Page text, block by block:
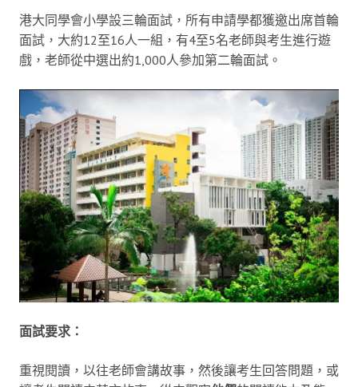
港大同學會小學設三輪面試，所有申請學都獲邀出席首輪
面試，大約12至16人一組，有4至5名老師與考生進行遊
戲，老師從中選出約1,000人參加第二輪面試。
面試要求：
重視閱讀，以往老師會講故事，然後讓考生回答問題，或